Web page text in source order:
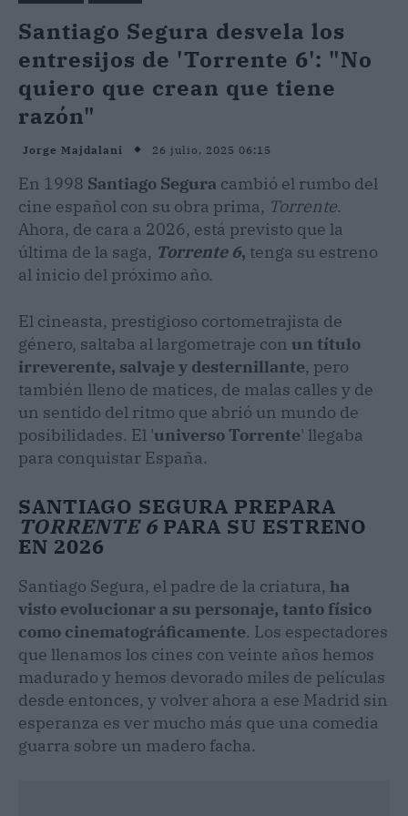
Santiago Segura desvela los
entresijos de 'Torrente 6': "No
quiero que crean que tiene
razón"
Jorge Majdalani 26 julio, 2025 06:15
En 1998 Santiago Segura cambió el rumbo del
cine español con su obra prima, Torrente.
Ahora, de cara a 2026, está previsto que la
última de la saga, Torrente 6, tenga su estreno
al inicio del próximo año.
El cineasta, prestigioso cortometrajista de
género, saltaba al largometraje con un título
irreverente, salvaje y desternillante, pero
también lleno de matices, de malas calles y de
un sentido del ritmo que abrió un mundo de
posibilidades. El 'universo Torrente' llegaba
para conquistar España.
SANTIAGO SEGURA PREPARA
TORRENTE 6 PARA SU ESTRENO
EN 2026
Santiago Segura, el padre de la criatura, ha
visto evolucionar a su personaje, tanto físico
como cinematográficamente. Los espectadores
que llenamos los cines con veinte años hemos
madurado y hemos devorado miles de películas
desde entonces, y volver ahora a ese Madrid sin
esperanza es ver mucho más que una comedia
guarra sobre un madero facha.